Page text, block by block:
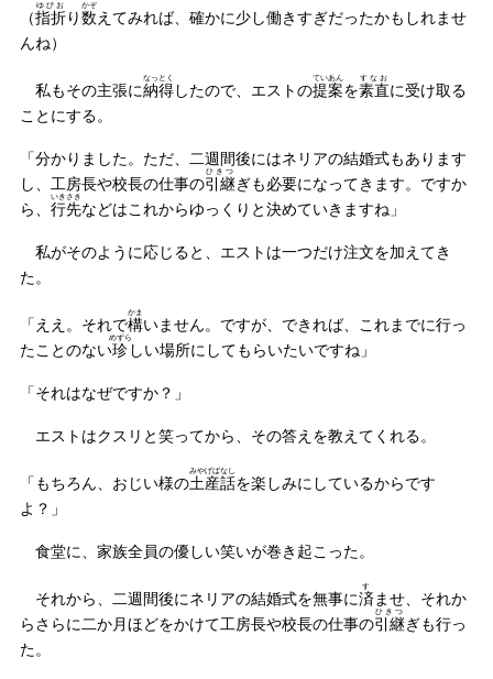
（指折
ゆびお
り数
かぞ
えてみれば、確かに少し働きすぎだったかもしれませ
んね）
私もその主張に納得
なっとく
したので、エストの提案
ていあん
を素直
すなお
に受け取る
ことにする。
「分かりました。ただ、二週間後にはネリアの結婚式もあります
し、工房長や校長の仕事の引継
ひきつ
ぎも必要になってきます。ですか
ら、 行先
いきさき
などはこれからゆっくりと決めていきますね」
私がそのように応じると、エストは一つだけ注文を加えてき
た。
「ええ。それで構
かま
いません。ですが、できれば、これまでに行っ
たことのない珍
めずら
しい場所にしてもらいたいですね」
「それはなぜですか？」
エストはクスリと笑ってから、その答えを教えてくれる。
「もちろん、おじい様の土産話
みやげばなし
を楽しみにしているからです
よ？」
食堂に、家族全員の優しい笑いが巻き起こった。
それから、二週間後にネリアの結婚式を無事に済
す
ませ、それか
らさらに二か月ほどをかけて工房長や校長の仕事の引継
ひきつ
ぎも行っ
た。